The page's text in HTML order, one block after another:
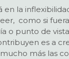
en la
como si
o punto de
es a
más las